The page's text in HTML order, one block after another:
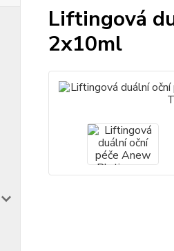
Liftingová
2x10ml